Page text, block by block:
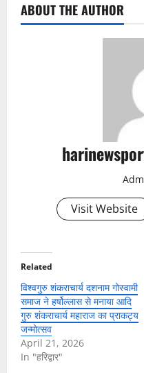
ABOUT THE AUTHOR
Visit Website
Related
विश्वगुरु शंकराचार्य दशनाम गोस्वामी
समाज ने हर्षोल्लास से मनाया आदि
गुरु शंकराचार्य महाराज का प्राकट्य
जन्मोत्सव
April 21, 2026
In "हरिद्वार"